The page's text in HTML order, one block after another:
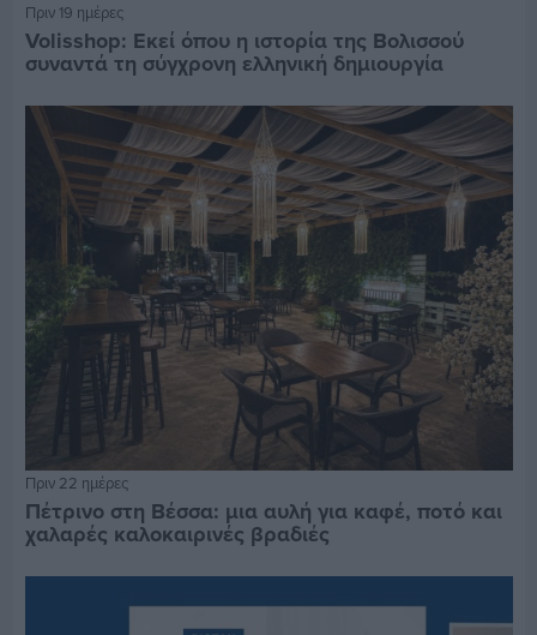
Πριν 19 ημέρες
Volisshop: Εκεί όπου η ιστορία της Βολισσού
συναντά τη σύγχρονη ελληνική δημιουργία
Πριν 22 ημέρες
Πέτρινο στη Βέσσα: μια αυλή για καφέ, ποτό και
χαλαρές καλοκαιρινές βραδιές